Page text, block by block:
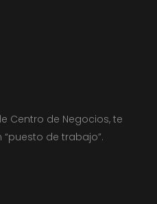
Centro de Negocios, te
de trabajo”.